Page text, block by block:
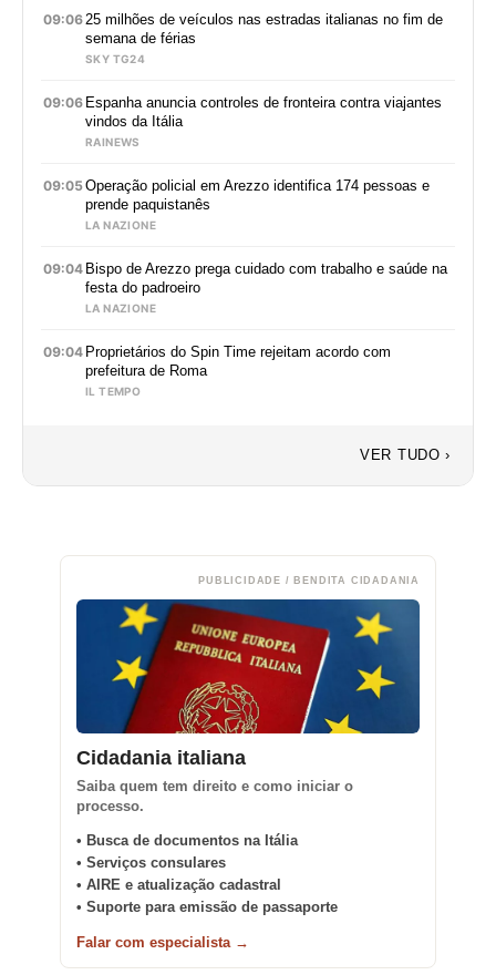
09:0625 milhões de veículos nas estradas italianas no fim de
semana de férias
SKY TG24
09:06 Espanha anuncia controles de fronteira contra viajantes
vindos da Itália
RAINEWS
09:05Operação policial em Arezzo identifica 174 pessoas e
prende paquistanês
LA NAZIONE
09:04 Bispo de Arezzo prega cuidado com trabalho e saúde na
festa do padroeiro
LA NAZIONE
09:04 Proprietários do Spin Time rejeitam acordo com
prefeitura de Roma
IL TEMPO
VER TUDO ›
PUBLICIDADE / BENDITA CIDADANIA
Cidadania italiana
Saiba quem tem direito e como iniciar o
processo.
• Busca de documentos na Itália
• Serviços consulares
• AIRE e atualização cadastral
• Suporte para emissão de passaporte
Falar com especialista →